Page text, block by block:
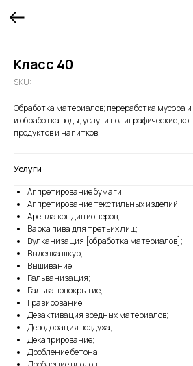
Класс 40
SKU:
Обработка материалов; переработка мусора и
и обработка воды; услуги полиграфические;
продуктов и напитков.
Услуги
Аппретирование бумаги;
Аппретирование текстильных изделий;
Аренда кондиционеров;
Варка пива для третьих лиц;
Вулканизация [обработка материалов];
Выделка шкур;
Вышивание;
Гальванизация;
Гальванопокрытие;
Гравирование;
Дезактивация вредных материалов;
Дезодорация воздуха;
Декаприрование;
Дробление бетона;